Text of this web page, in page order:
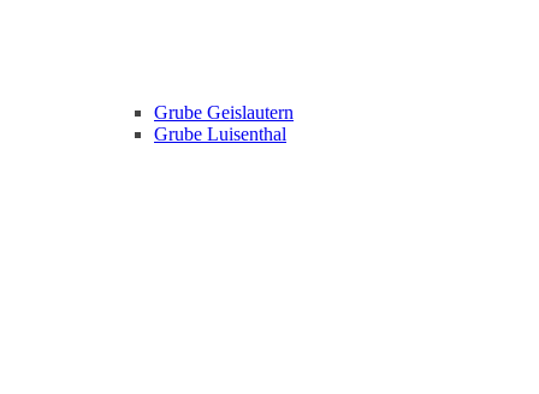
Grube Geislautern
Grube Luisenthal